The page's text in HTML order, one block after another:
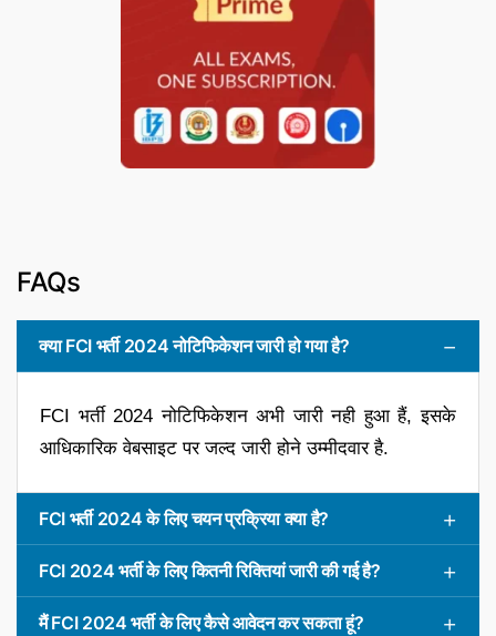
FAQs
क्या FCI भर्ती 2024 नोटिफिकेशन जारी हो गया है?
FCI भर्ती 2024 नोटिफिकेशन अभी जारी नही हुआ हैं, इसके
आधिकारिक वेबसाइट पर जल्द जारी होने उम्मीदवार है.
FCI भर्ती 2024 के लिए चयन प्रक्रिया क्या है?
FCI 2024 भर्ती के लिए कितनी रिक्तियां जारी की गई है?
मैं FCI 2024 भर्ती के लिए कैसे आवेदन कर सकता हूं?